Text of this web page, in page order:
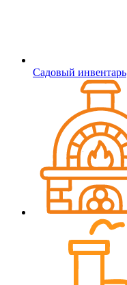
Садовый инвентарь